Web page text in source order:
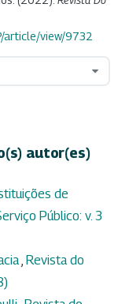
article/view/9732
autor(es)
de
Público: v. 3
, Revista do